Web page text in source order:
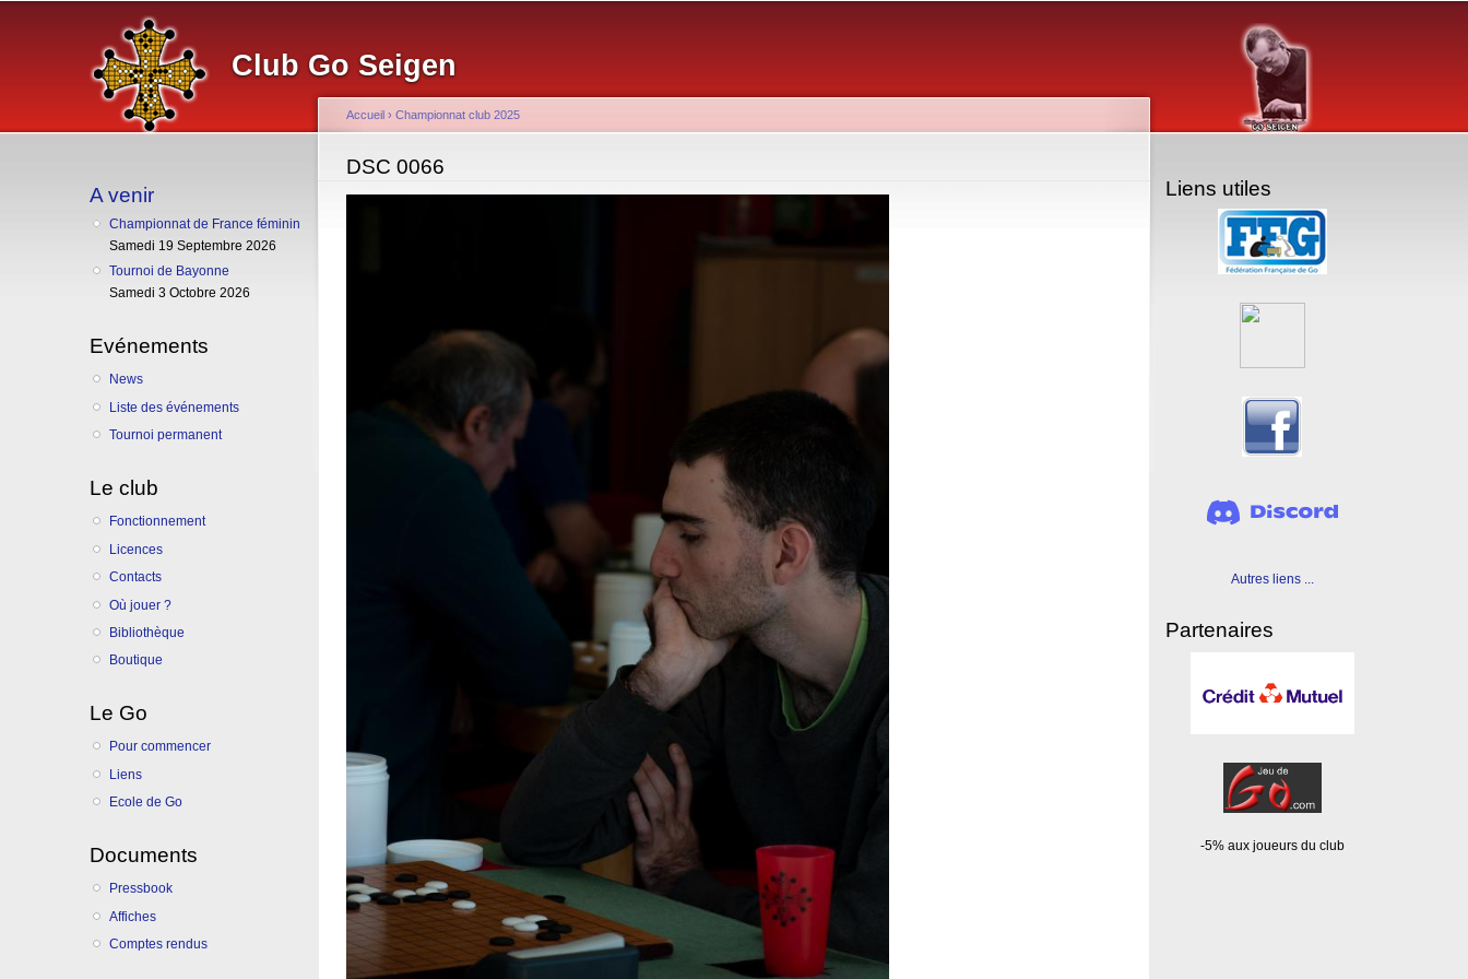
Club Go Seigen
A venir
Championnat de France féminin
Samedi 19 Septembre 2026
Tournoi de Bayonne
Samedi 3 Octobre 2026
Evénements
News
Liste des événements
Tournoi permanent
Le club
Fonctionnement
Licences
Contacts
Où jouer ?
Bibliothèque
Boutique
Le Go
Pour commencer
Liens
Ecole de Go
Documents
Pressbook
Affiches
Comptes rendus
Vous êtes ici
Accueil › Championnat club 2025
DSC 0066
Liens utiles
Autres liens ...
Partenaires
-5% aux joueurs du club